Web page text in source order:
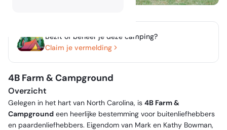
Bezit of beheer je deze camping?
Claim je vermelding
4B Farm & Campground
Overzicht
Gelegen in het hart van North Carolina, is 4B Farm &
Campground een heerlijke bestemming voor buitenliefhebbers
en paardenliefhebbers. Eigendom van Mark en Kathy Bowman,